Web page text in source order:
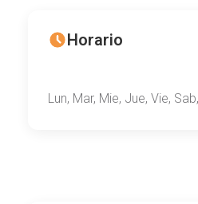
Horario
Lun, Mar, Mie, Jue, Vie,